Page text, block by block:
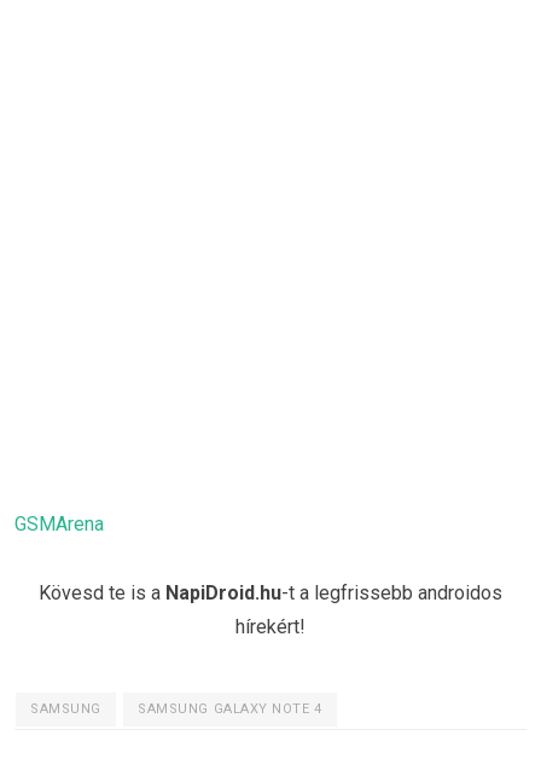
GSMArena
Kövesd te is a NapiDroid.hu-t a legfrissebb androidos
hírekért!
SAMSUNG SAMSUNG GALAXY NOTE 4